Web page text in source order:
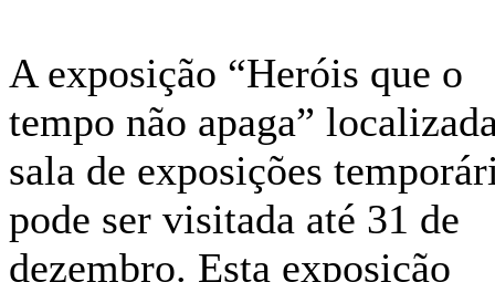
A exposição “Heróis que o
tempo não apaga”
sala de exposições
pode ser visitada até 31 de
dezembro. Esta exposição